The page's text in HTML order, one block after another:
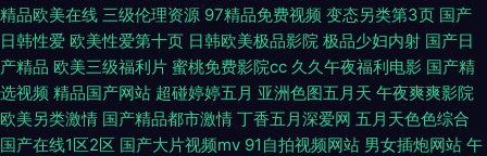
先锋 超碰96服站 69无码电影 精品天堂资源在线 91啪在线视频 国产久久AV
影院 亚洲一级A片在线观看 性爱a级日韩 韩国亚洲精品 中文字幕人妻超碰 免
费av网址导航 狼人婷婷五月网 日韩人妻黑丝91在线 国产白丝91av 无码人妻
精品欧美在线 三级伦理资源 97精品免费视频 变态另类第3页 国产
日韩性爱 欧美性爱第十页 日韩欧美极品影院 极品少妇内射 国产日
产精品 欧美三级福利片 蜜桃免费影院cc 久久午夜福利电影 国产精
选视频 精品国产网站 超碰婷婷五月 亚洲色图五月天 午夜爽爽影院
欧美另类激情 国产精品都市激情 丁香五月深爱网 五月天色色综合
国产在线1区2区 国产大片视频mv 91自拍视频网站 男女插炮网站 午